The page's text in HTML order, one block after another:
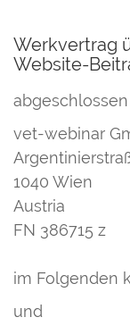
Werkvertrag
Website-
vet-webinar
1040 Wien
Austria
FN 386715 z
im Folgenden
und